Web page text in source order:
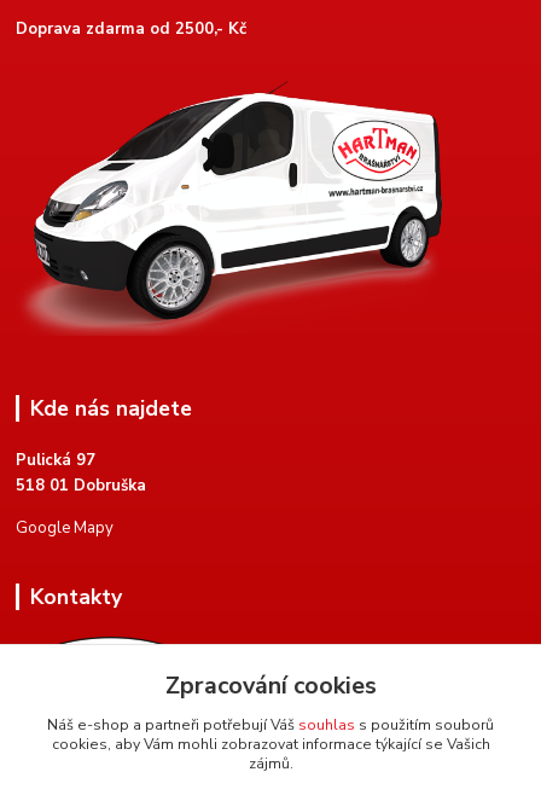
Doprava zdarma od 2500,- Kč
Kde nás najdete
Pulická 97
518 01 Dobruška
Google Mapy
Kontakty
+420 604 134 951
Zpracování cookies
Náš e-shop a partneři potřebují Váš souhlas s použitím souborů
cookies, aby Vám mohli zobrazovat informace týkající se Vašich
zájmů.